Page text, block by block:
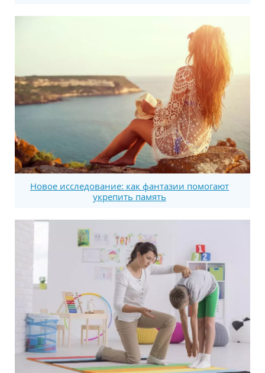
Новое исследование: как фантазии помогают
укрепить память